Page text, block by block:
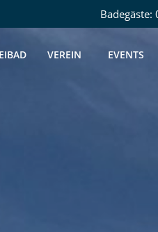
Badegäste:
VEREIN EVENTS